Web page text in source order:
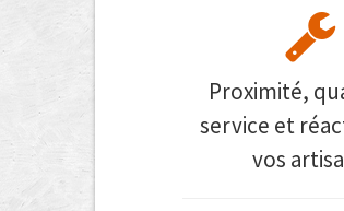
Proximité,
service et
vos